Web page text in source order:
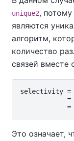
unique2,
являются
алгоритм,
количество
связей вместе
selectivity =
=
Это означает,